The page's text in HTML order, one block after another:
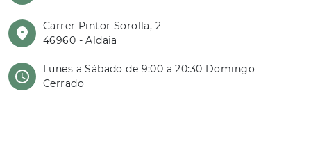
Carrer Pintor Sorolla, 2
46960 - Aldaia
Lunes a Sábado de 9:00 a 20:30 Domingo
Cerrado